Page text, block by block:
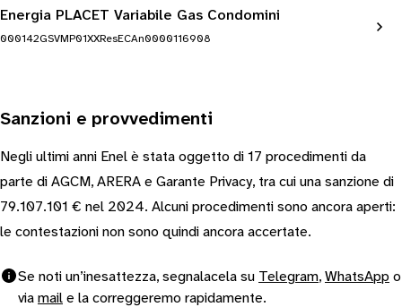
Energia PLACET Variabile Gas Condomini
000142GSVMP01XXResECAn0000116908
Sanzioni e provvedimenti
Negli ultimi anni Enel è stata oggetto di 17 procedimenti da
parte di AGCM, ARERA e Garante Privacy, tra cui una sanzione di
79.107.101 € nel 2024. Alcuni procedimenti sono ancora aperti:
le contestazioni non sono quindi ancora accertate.
Se noti un’inesattezza, segnalacela su Telegram, WhatsApp o
via mail e la correggeremo rapidamente.